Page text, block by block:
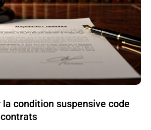
condition suspensive code